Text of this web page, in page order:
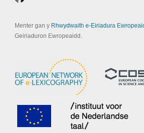
Menter gan y Rhwydwaith e-Eiriadura
Geiriaduron Ewropeaidd.